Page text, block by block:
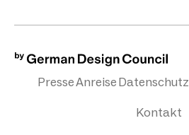
PresseAnreiseDatenschutz
Kontakt